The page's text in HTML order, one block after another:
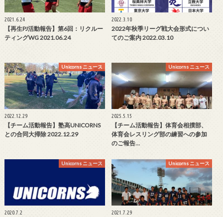
2021.6.24
【再生PJ活動報告】第6回：リクルー
ティングWG 2021.06.24
2022.3.10
2022年秋季リーグ戦大会形式につい
てのご案内 2022.03.10
Unicorns ニュース
2022.12.29
【チーム活動報告】塾高UNICORNS
との合同大掃除 2022.12.29
Unicorns ニュース
2025.5.15
【チーム活動報告】体育会相撲部、
体育会レスリング部の練習への参加
のご報告…
Unicorns ニュース
2020.7.2
Unicorns ニュース
2021.7.29